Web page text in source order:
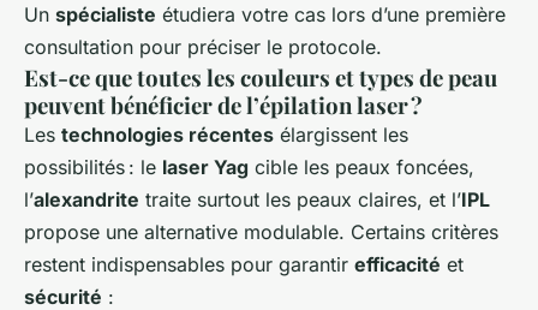
Un spécialiste étudiera votre cas lors d’une première
consultation pour préciser le protocole.
Est-ce que toutes les couleurs et types de peau
peuvent bénéficier de l’épilation laser ?
Les technologies récentes élargissent les
possibilités : le laser Yag cible les peaux foncées,
l’alexandrite traite surtout les peaux claires, et l’IPL
propose une alternative modulable. Certains critères
restent indispensables pour garantir efficacité et
sécurité :